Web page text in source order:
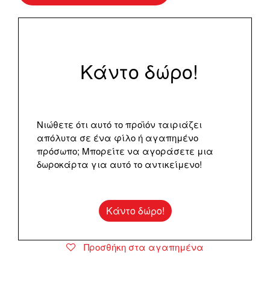
Κάντο δώρο!
Νιώθετε ότι αυτό το προϊόν ταιριάζει
απόλυτα σε ένα φίλο ή αγαπημένο
πρόσωπο; Μπορείτε να αγοράσετε μια
δωροκάρτα για αυτό το αντικείμενο!
Κάντο δώρο!
Προσθήκη στα αγαπημένα